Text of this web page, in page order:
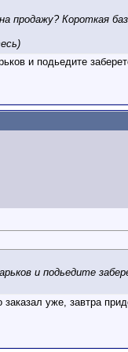
продажу? Короткая
и подьедите
и подьедите
заказал уже, завтра